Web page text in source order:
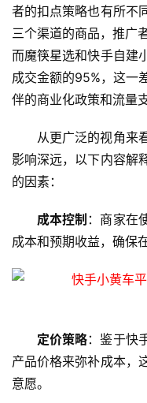
虚
拟
主
机
教
程
D
服
站
运
维
者的扣点策略也有所不
三个渠道的商品，推广
而魔筷星选和快手自建
成交金额的95%，这一
伴的商业化政策和流量
从更广泛的视角来
影响深远，以下内容解
的因素：
成本控制 ：商家在
成本和预期收益，确保
定价策略：鉴于快
产品价格来弥补成本，
意愿。